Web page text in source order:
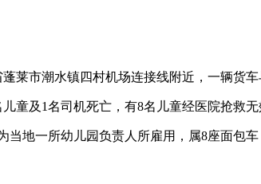
莱市潮水镇四村机场连接线附近，一辆货
及1名司机死亡，有8名儿童经医院抢救无
一所幼儿园负责人所雇用，属8座面包车